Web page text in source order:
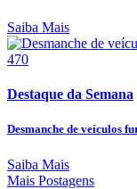
Saiba Mais
Destaque da Semana
Desmanche de veículos
Saiba Mais
Mais Postagens